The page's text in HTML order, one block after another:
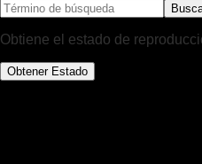
Obtiene el estado de
Obtener Estado